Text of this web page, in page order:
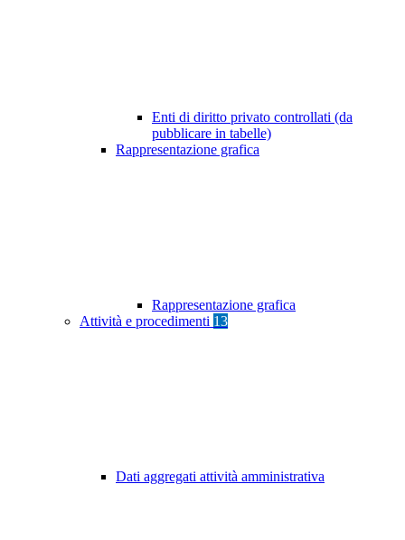
Enti di diritto privato controllati (da
pubblicare in tabelle)
Rappresentazione grafica
Rappresentazione grafica
Attività e procedimenti 13
Dati aggregati attività amministrativa